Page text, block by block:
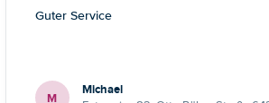
Guter Service
M Michael